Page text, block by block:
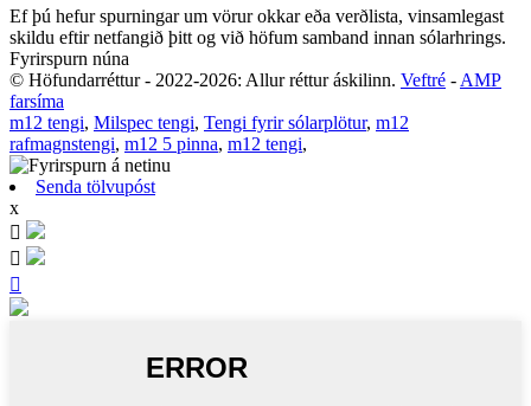
Ef þú hefur spurningar um vörur okkar eða verðlista, vinsamlegast
skildu eftir netfangið þitt og við höfum samband innan sólarhrings.
Fyrirspurn núna
© Höfundarréttur - 2022-2026: Allur réttur áskilinn. Veftré -AMP
farsíma
m12 tengi, Milspec tengi, Tengi fyrir sólarplötur, m12
rafmagnstengi, m12 5 pinna, m12 tengi,
Senda tölvupóst
x


